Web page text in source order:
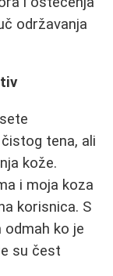
održavanja
tena, ali
kože.
i moja koza
korisnica. S
odmah ko je
su čest